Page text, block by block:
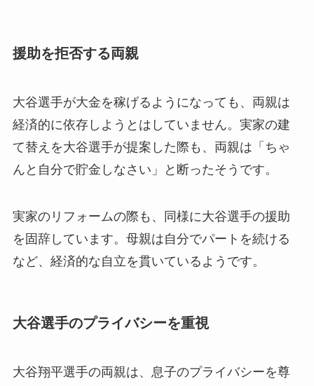
援助を拒否する両親
大谷選手が大金を稼げるようになっても、両親は
経済的に依存しようとはしていません。実家の建
て替えを大谷選手が提案した際も、両親は「ちゃ
んと自分で貯金しなさい」と断ったそうです。
実家のリフォームの際も、同様に大谷選手の援助
を固辞しています。母親は自分でパートを続ける
など、経済的な自立を貫いているようです。
大谷選手のプライバシーを重視
大谷翔平選手の両親は、息子のプライバシーを尊